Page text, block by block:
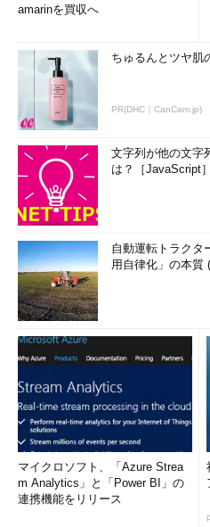
amarinを買収へ
ちゅるんとツヤ肌
PR(DHC｜CanCam.jp)
文字列が他の文字
は？［JavaScript］
自動運転トラクタ
用自律化」の本質
マイクロソフト、「Azure Strea
m Analytics」と「Power BI」の
連携機能をリリース